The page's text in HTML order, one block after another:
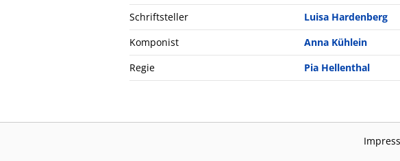
Schriftsteller
Luisa Hardenberg
Komponist
Anna Kühlein
Regie
Pia Hellenthal